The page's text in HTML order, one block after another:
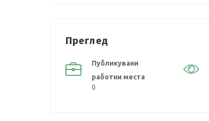
Преглед
Публикувани
работни места
0